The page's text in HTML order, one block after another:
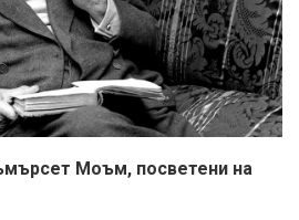
Моъм, посветени на